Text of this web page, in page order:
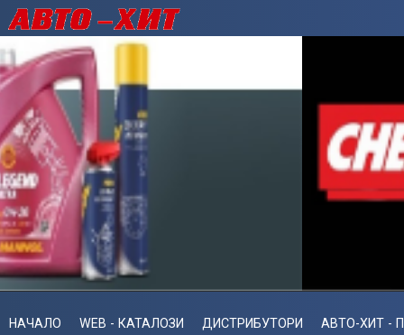
НАЧАЛО WEB - КАТАЛОЗИ ДИСТРИБУТОРИ АВТО-ХИТ -